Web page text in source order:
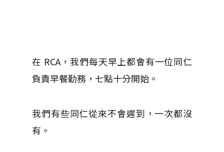
在 RCA，我們每天早上都會有一位同仁
負責早餐勤務，七點十分開始。
我們有些同仁從來不會遲到，一次都沒
有。